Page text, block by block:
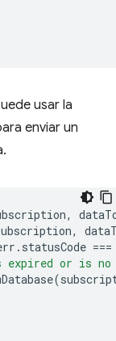
usar la
enviar un
,
,
. statusCode ===
expired or is
(